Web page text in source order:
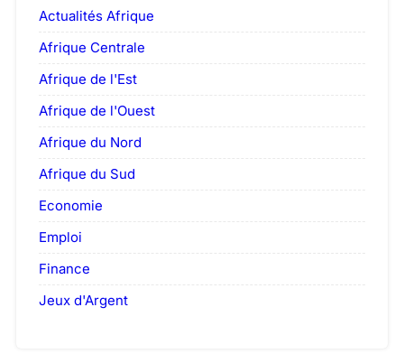
Actualités Afrique
Afrique Centrale
Afrique de l'Est
Afrique de l'Ouest
Afrique du Nord
Afrique du Sud
Economie
Emploi
Finance
Jeux d'Argent